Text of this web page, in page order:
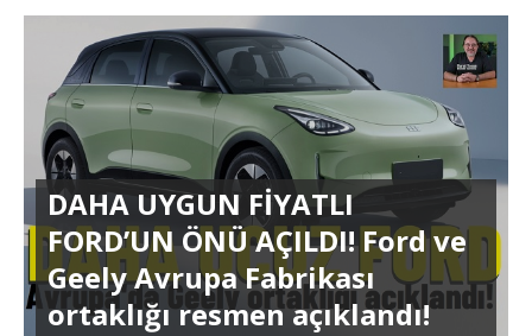
DAHA UYGUN FİYATLI
FORD’UN ÖNÜ AÇILDI! Ford ve
Geely Avrupa Fabrikası
ortaklığı resmen açıklandı!